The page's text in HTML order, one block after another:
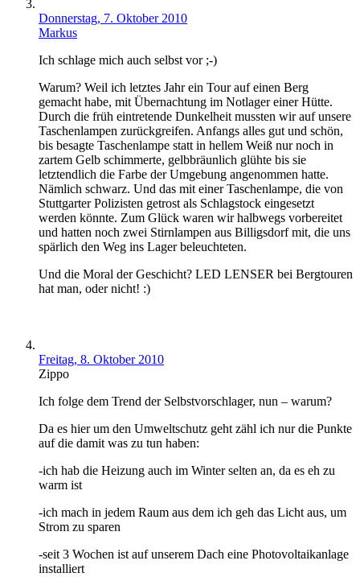
Donnerstag, 7. Oktober 2010
Markus
Ich schlage mich auch selbst vor ;-)
Warum? Weil ich letztes Jahr ein Tour auf einen Berg
gemacht habe, mit Übernachtung im Notlager einer Hütte.
Durch die früh eintretende Dunkelheit mussten wir auf unsere
Taschenlampen zurückgreifen. Anfangs alles gut und schön,
bis besagte Taschenlampe statt in hellem Weiß nur noch in
zartem Gelb schimmerte, gelbbräunlich glühte bis sie
letztendlich die Farbe der Umgebung angenommen hatte.
Nämlich schwarz. Und das mit einer Taschenlampe, die von
Stuttgarter Polizisten getrost als Schlagstock eingesetzt
werden könnte. Zum Glück waren wir halbwegs vorbereitet
und hatten noch zwei Stirnlampen aus Billigsdorf mit, die uns
spärlich den Weg ins Lager beleuchteten.
Und die Moral der Geschicht? LED LENSER bei Bergtouren
hat man, oder nicht! :)
Freitag, 8. Oktober 2010
Zippo
Ich folge dem Trend der Selbstvorschlager, nun – warum?
Da es hier um den Umweltschutz geht zähl ich nur die Punkte
auf die damit was zu tun haben:
-ich hab die Heizung auch im Winter selten an, da es eh zu
warm ist
-ich mach in jedem Raum aus dem ich geh das Licht aus, um
Strom zu sparen
-seit 3 Wochen ist auf unserem Dach eine Photovoltaikanlage
installiert